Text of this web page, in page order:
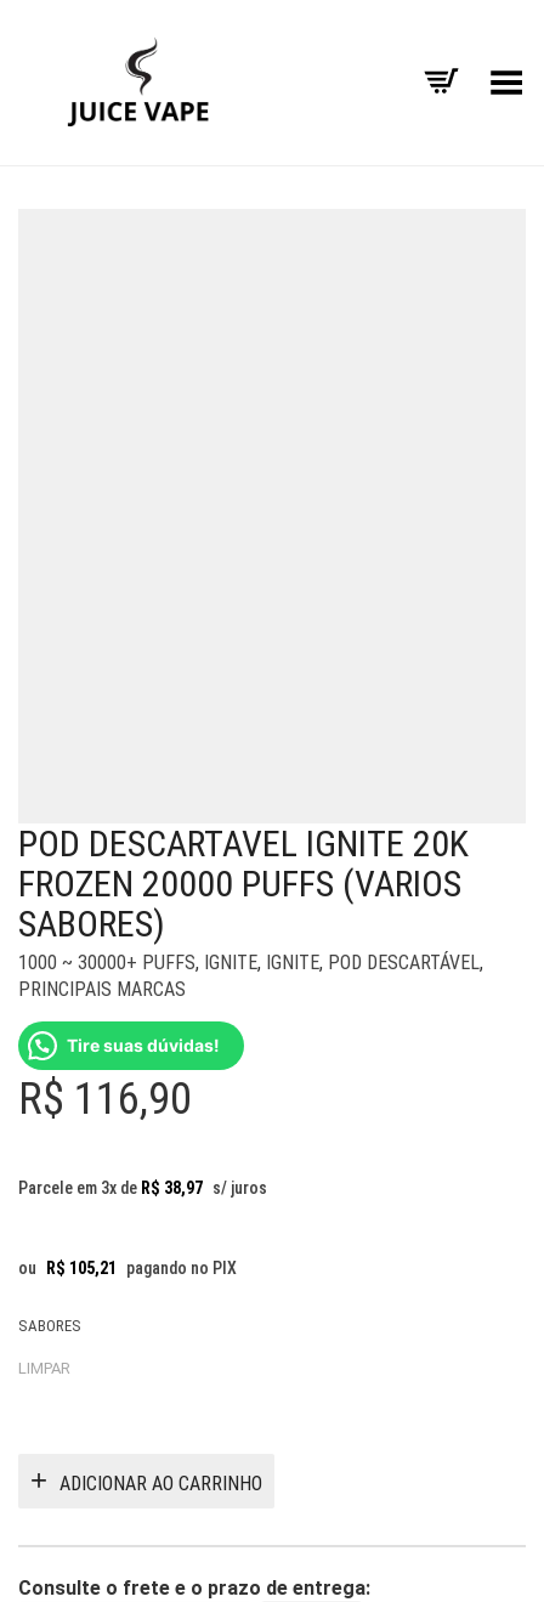
Alternar Menu
POD DESCARTAVEL IGNITE 20K
FROZEN 20000 PUFFS (VARIOS
SABORES)
1000 ~ 30000+ PUFFS, IGNITE, IGNITE, POD DESCARTÁVEL,
PRINCIPAIS MARCAS
Tire suas dúvidas!
R$ 116,90
Parcele em 3x de R$ 38,97 s/ juros
ou R$ 105,21 pagando no PIX
SABORES
LIMPAR
ADICIONAR AO CARRINHO
Consulte o frete e o prazo de entrega: